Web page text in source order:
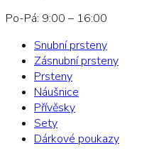
Po-Pá: 9:00 – 16:00
Snubní prsteny
Zásnubní prsteny
Prsteny
Náušnice
Přívěsky
Sety
Dárkové poukazy